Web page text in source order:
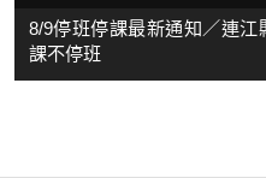
8/9停班停課最新通知／連
課不停班